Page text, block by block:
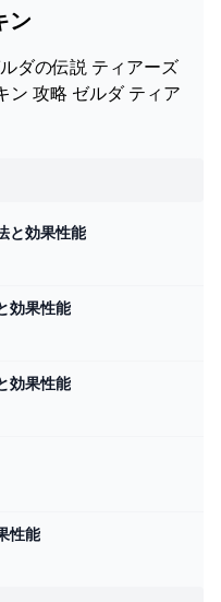
ン
ダの伝説 ティアーズ
ン 攻略 ゼルダ ティア
と効果性能
効果性能
効果性能
性能